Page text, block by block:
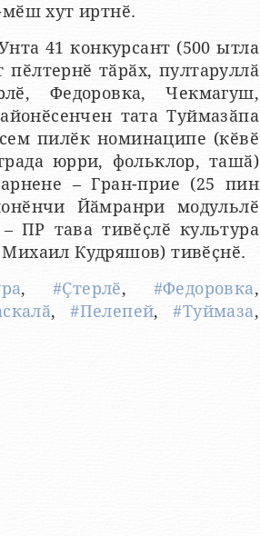
мӗш хут иртнӗ.
41 конкурсант (500 ытла
тӑрӑх, пултаруллӑ
Федоровка, Чекмагуш,
тата Туймазӑпа
пилӗк номинаципе (кӗвӗ
юрри, фольклор, ташӑ)
– Гран-прие (25 пин
Йӑмранри модульлӗ
ПР тава тивӗҫлӗ культура
Кудряшов) тивӗҫнӗ.
,#Ҫтерлӗ, #Федоровка,
,#Пелепей,#Туймаза,